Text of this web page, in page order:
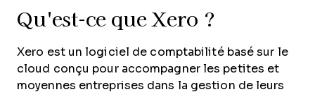
Qu'est-ce que Xero ?
Xero est un logiciel de comptabilité basé sur le
cloud conçu pour accompagner les petites et
moyennes entreprises dans la gestion de leurs